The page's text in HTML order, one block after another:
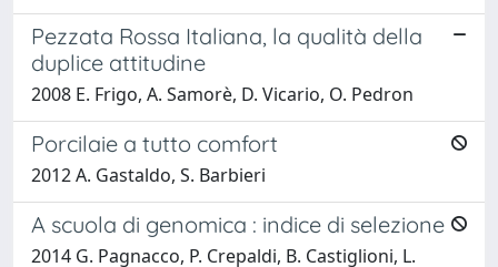
Pezzata Rossa Italiana, la qualità della
duplice attitudine
2008 E. Frigo, A. Samorè, D. Vicario, O. Pedron
Porcilaie a tutto comfort
2012 A. Gastaldo, S. Barbieri
A scuola di genomica : indice di selezione
2014 G. Pagnacco, P. Crepaldi, B. Castiglioni, L.